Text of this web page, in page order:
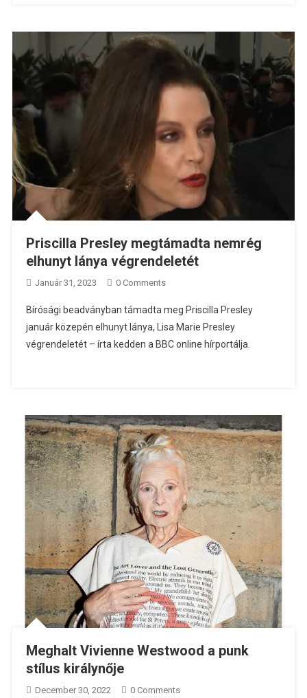
Priscilla Presley megtámadta nemrég
elhunyt lánya végrendeletét
Január 31, 2023 0 Comments
Bírósági beadványban támadta meg Priscilla Presley
január közepén elhunyt lánya, Lisa Marie Presley
végrendeletét – írta kedden a BBC online hírportálja.
Meghalt Vivienne Westwood a punk
stílus királynője
December 30, 2022 0 Comments